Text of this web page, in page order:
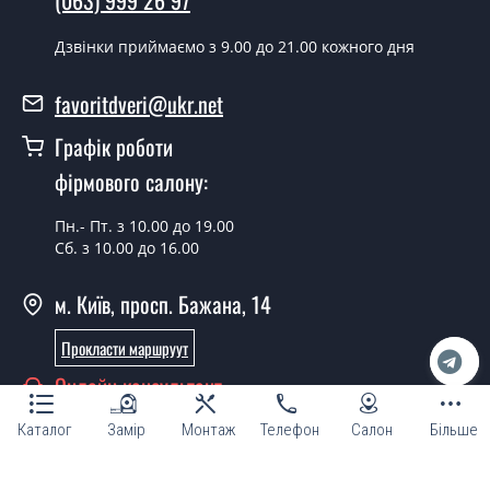
Каталог Замір Монтаж Телефон Салон Більше
Скільки коштує встановлення дверей
Modern-02?
Вартість встановлення дверей Modern-02 - от 1800
Можна на сьогодні викликати
замірника?
Так можна.
двері фаворит?
Так, ми маємо великий асортимент готових
міжкімнатних дверей ТМ Фаворит.
Ви робите нестандартні міжкімнатні
двері?
Дзвінки приймаємо з 9.00 до 21.00 кожного дня
favoritdveri@ukr.net
Графік роботи
фірмового салону:
Пн.- Пт. з 10.00 до 19.00
Сб. з 10.00 до 16.00
м. Київ, просп. Бажана, 14
Прокласти маршруут
Онлайн консультант